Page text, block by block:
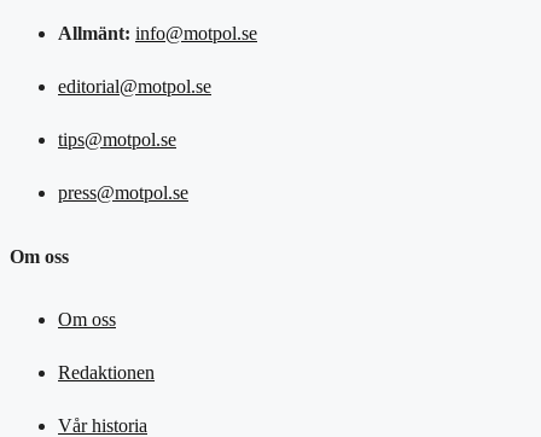
Allmänt: info@motpol.se
editorial@motpol.se
tips@motpol.se
press@motpol.se
Om oss
Om oss
Redaktionen
Vår historia